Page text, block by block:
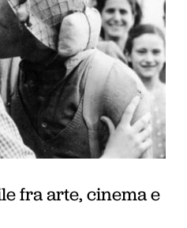
fra arte, cinema e